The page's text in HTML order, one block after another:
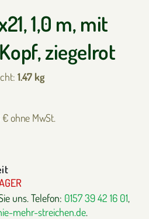
1,0 m, mit
ziegelrot
1.47 kg
ohne MwSt.
uns. Telefon: 0157 39 42 16 01,
mehr-streichen.de.